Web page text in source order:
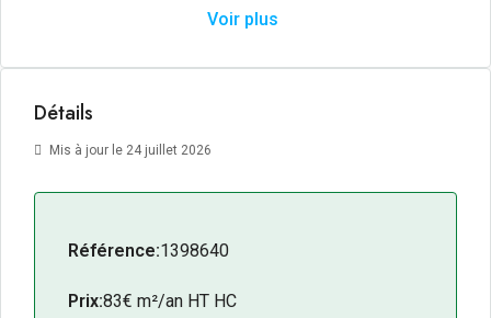
une communication directe avec la zone d’activité.
Voir plus
Détails
Mis à jour le 24 juillet 2026
Référence:1398640
Prix:83€ m²/an HT HC